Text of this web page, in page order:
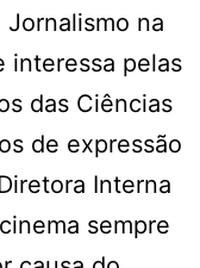
na
interessa pelas
das Ciências
de expressão
Interna
sempre